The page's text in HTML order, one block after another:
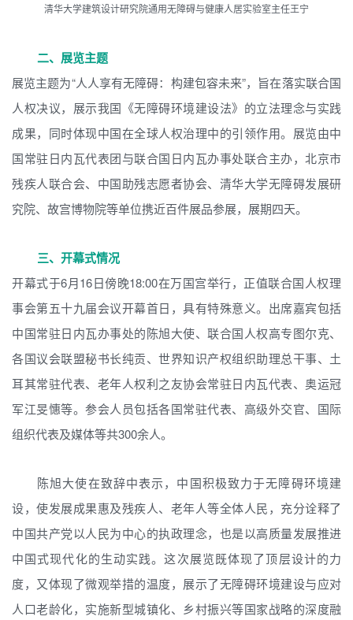
清华大学建筑设计研究院通用无障碍与健康人居实验室主任王宁
二、展览主题
展览主题为“人人享有无障碍：构建包容未来”，旨在落实联合国
人权决议，展示我国《无障碍环境建设法》的立法理念与实践
成果，同时体现中国在全球人权治理中的引领作用。展览由中
国常驻日内瓦代表团与联合国日内瓦办事处联合主办，北京市
残疾人联合会、中国助残志愿者协会、清华大学无障碍发展研
究院、故宫博物院等单位携近百件展品参展，展期四天。
三、开幕式情况
开幕式于6月16日傍晚18:00在万国宫举行，正值联合国人权理
事会第五十九届会议开幕首日，具有特殊意义。出席嘉宾包括
中国常驻日内瓦办事处的陈旭大使、联合国人权高专图尔克、
各国议会联盟秘书长纯贡、世界知识产权组织助理总干事、土
耳其常驻代表、老年人权利之友协会常驻日内瓦代表、奥运冠
军江旻憓等。参会人员包括各国常驻代表、高级外交官、国际
组织代表及媒体等共300余人。
陈旭大使在致辞中表示，中国积极致力于无障碍环境建
设，使发展成果惠及残疾人、老年人等全体人民，充分诠释了
中国共产党以人民为中心的执政理念，也是以高质量发展推进
中国式现代化的生动实践。这次展览既体现了顶层设计的力
度，又体现了微观举措的温度，展示了无障碍环境建设与应对
人口老龄化，实施新型城镇化、乡村振兴等国家战略的深度融